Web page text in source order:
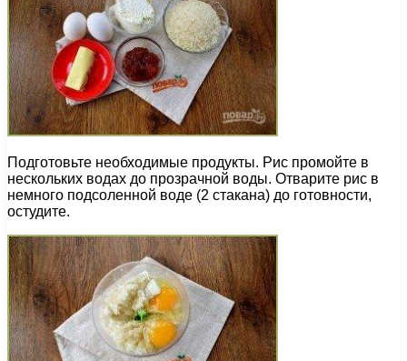
Подготовьте необходимые продукты. Рис промойте в
нескольких водах до прозрачной воды. Отварите рис в
немного подсоленной воде (2 стакана) до готовности,
остудите.